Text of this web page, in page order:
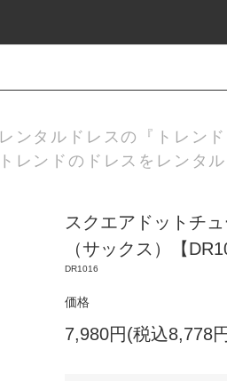
レンタルドレスの『トレンド
トレンドのドレスをレンタ
スクエアドットチ
（サックス）【
DR1016
価格
7,980円(税込8,778